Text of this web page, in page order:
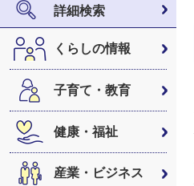
タ
ム
検
索
詳細検索
くらしの情報
子育て・教育
健康・福祉
産業・ビジネス